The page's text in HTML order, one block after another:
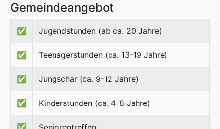
Gemeindeangebot
✅ Jugendstunden (ab ca. 20 Jahre)
✅ Teenagerstunden (ca. 13-19 Jahre)
✅ Jungschar (ca. 9-12 Jahre)
✅ Kinderstunden (ca. 4-8 Jahre)